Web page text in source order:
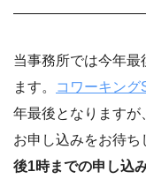
当事務所では今年
ます。
コワーキング
年最後となりますが
お申し込みをお待ち
後1時までの申し込